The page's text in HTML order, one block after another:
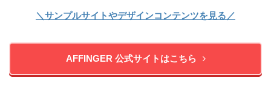
＼サンプルサイトやデザインコンテンツを見る／
AFFINGER 公式サイトはこちら